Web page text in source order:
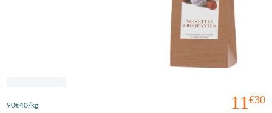
11 €30
90€40/kg